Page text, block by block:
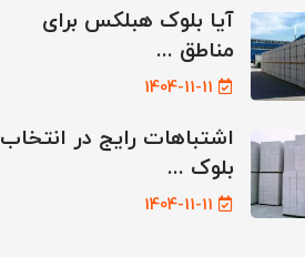
آیا بلوک هبلکس برای
مناطق ...
1404-11-11
اشتباهات رایج در انتخاب
بلوک ...
1404-11-11